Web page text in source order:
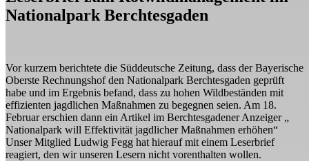
Nationalpark Berchtesgaden
Vor kurzem berichtete die Süddeutsche Zeitung, dass der Bayerische
Oberste Rechnungshof den Nationalpark Berchtesgaden geprüft
habe und im Ergebnis befand, dass zu hohen Wildbeständen mit
effizienten jagdlichen Maßnahmen zu begegnen seien. Am 18.
Februar erschien dann ein Artikel im Berchtesgadener Anzeiger „
Nationalpark will Effektivität jagdlicher Maßnahmen erhöhen“
Unser Mitglied Ludwig Fegg hat hierauf mit einem Leserbrief
reagiert, den wir unseren Lesern nicht vorenthalten wollen.